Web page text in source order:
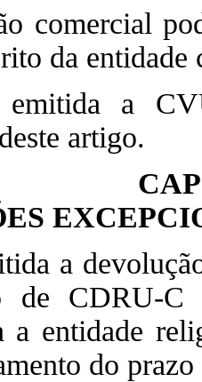
comercial
da entidade
a
artigo.
a
de CDRU-C
a entidade
do